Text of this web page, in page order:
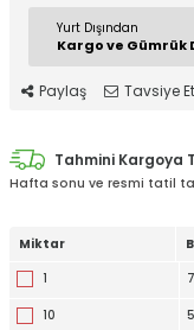
Yurt Dışından
Kargo ve Gümrük
Paylaş Tavsiye Et
Tahmini Kargoya
Hafta sonu ve resmi tatil
Miktar
1
10